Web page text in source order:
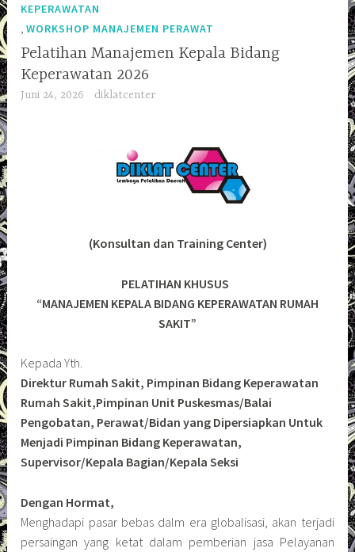
KEPERAWATAN
,WORKSHOP MANAJEMEN PERAWAT
Pelatihan Manajemen Kepala Bidang
Keperawatan 2026
Juni 24, 2026 diklatcenter
(Konsultan dan Training Center)
PELATIHAN KHUSUS
“MANAJEMEN KEPALA BIDANG KEPERAWATAN RUMAH
SAKIT”
Kepada Yth.
Direktur Rumah Sakit, Pimpinan Bidang Keperawatan
Rumah Sakit,Pimpinan Unit Puskesmas/Balai
Pengobatan, Perawat/Bidan yang Dipersiapkan Untuk
Menjadi Pimpinan Bidang Keperawatan,
Supervisor/Kepala Bagian/Kepala Seksi
Dengan Hormat,
Menghadapi pasar bebas dalm era globalisasi, akan terjadi
persaingan yang ketat dalam pemberian jasa Pelayanan